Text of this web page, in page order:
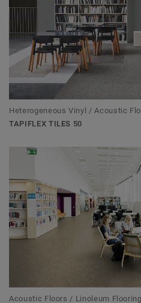
Heterogeneous Vinyl / Acoustic
TAPIFLEX TILES 50
Acoustic Floors / Linoleum